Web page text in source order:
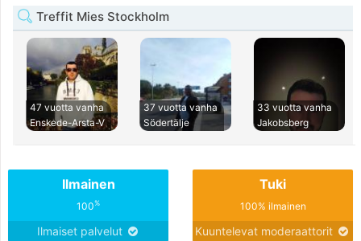
Treffit Mies Stockholm
47 vuotta vanha
Enskede-Arsta-V
37 vuotta vanha
Södertälje
33 vuotta vanha
Jakobsberg
Ilmainen
100%
Ilmaiset palvelut
Tuki
100% ilmainen
Kuuntelevat moderaattorit